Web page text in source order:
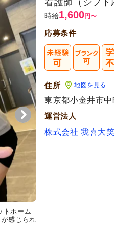
トホーム
感じられ
看護師（シフト
時給1,600円〜
応募条件
住所 地図を見る
東京都小金井市
運営法人
株式会社 我喜大笑